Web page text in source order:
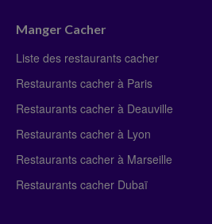
Manger Cacher
Liste des restaurants cacher
Restaurants cacher à Paris
Restaurants cacher à Deauville
Restaurants cacher à Lyon
Restaurants cacher à Marseille
Restaurants cacher Dubaï